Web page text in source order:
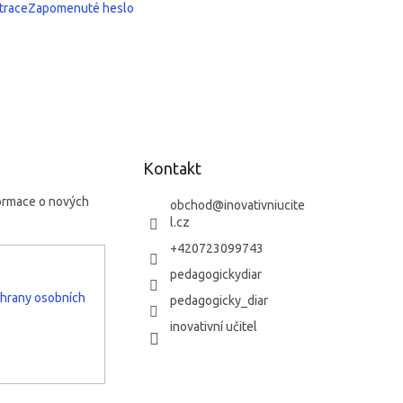
Zapomenuté heslo
o nových
osobních
Kontakt
obchod@inovativniucite
l.cz
+420723099743
pedagogickydiar
pedagogicky_diar
inovativní učitel